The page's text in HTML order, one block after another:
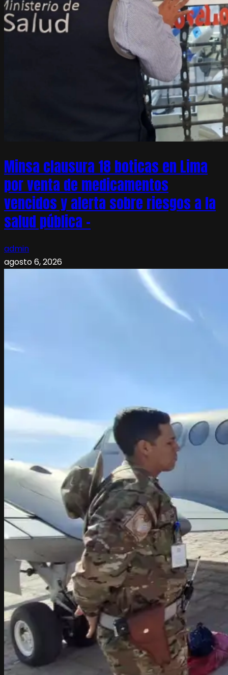
Minsa clausura 18 boticas en Lima
por venta de medicamentos
vencidos y alerta sobre riesgos a la
salud pública –
admin
agosto 6, 2026